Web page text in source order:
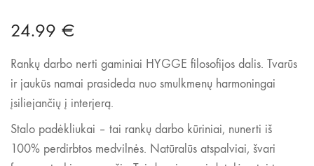
24.99 €
Rankų darbo nerti gaminiai HYGGE filosofijos dalis. Tvarūs
ir jaukūs namai prasideda nuo smulkmenų harmoningai
įsiliejančių į interjerą.
Stalo padėkliukai – tai rankų darbo kūriniai, nunerti iš
100% perdirbtos medvilnės. Natūralūs atspalviai, švari